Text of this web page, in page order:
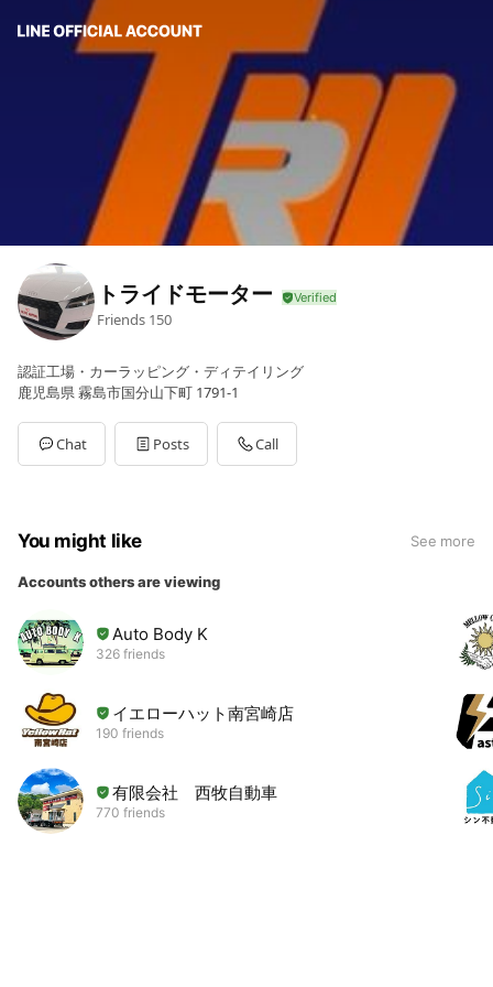
トライドモーター
Friends 150
認証工場・カーラッピング・ディテイリング
鹿児島県 霧島市国分山下町 1791-1
Chat Posts Call
You might like See more
Accounts others are viewing
Auto Body K
326 friends
イエローハット南宮崎店
190 friends
有限会社 西牧自動車
770 friends